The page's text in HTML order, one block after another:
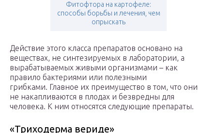
Фитофтора на картофеле:
способы борьбы и лечения, чем
опрыскать
Действие этого класса препаратов основано на
веществах, не синтезируемых в лаборатории, а
вырабатываемых живыми организмами – как
правило бактериями или полезными
грибками. Главное их преимущество в том, что они
не накапливаются в плодах и безвредны для
человека. К ним относятся следующие препараты.
«Триходерма вериде»